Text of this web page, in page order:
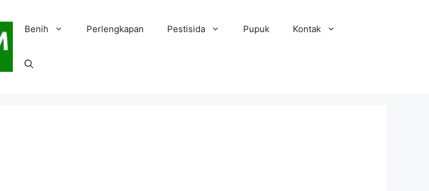
Benih Perlengkapan Pestisida Pupuk Kontak